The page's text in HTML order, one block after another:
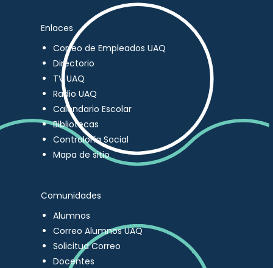
Enlaces
Correo de Empleados UAQ
Directorio
TV UAQ
Radio UAQ
Calendario Escolar
Bibliotecas
Contraloría Social
Mapa de sitio
Comunidades
Alumnos
Correo Alumnos UAQ
Solicitud Correo
Docentes